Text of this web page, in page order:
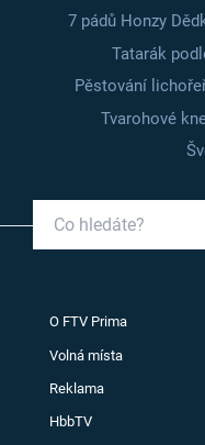
7 pádů Honzy
Tatarák
Pěstování
Tvarohové
O FTV Prima
Volná místa
Reklama
HbbTV